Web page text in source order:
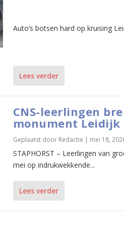
Auto’s botsen hard op kruising
Lees verder
CNS-leerlingen
monument Leidijk
Geplaatst door Redactie | mei 18,
STAPHORST – Leerlingen van
mei op indrukwekkende...
Lees verder